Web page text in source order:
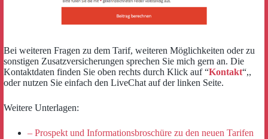
Bei weiteren Fragen zu dem Tarif, weiteren Möglichkeiten oder zu
sonstigen Zusatzversicherungen sprechen Sie mich gern an. Die
Kontaktdaten finden Sie oben rechts durch Klick auf “Kontakt“,,
oder nutzen Sie einfach den LiveChat auf der linken Seite.
Weitere Unterlagen:
– Prospekt und Informationsbroschüre zu den neuen Tarifen